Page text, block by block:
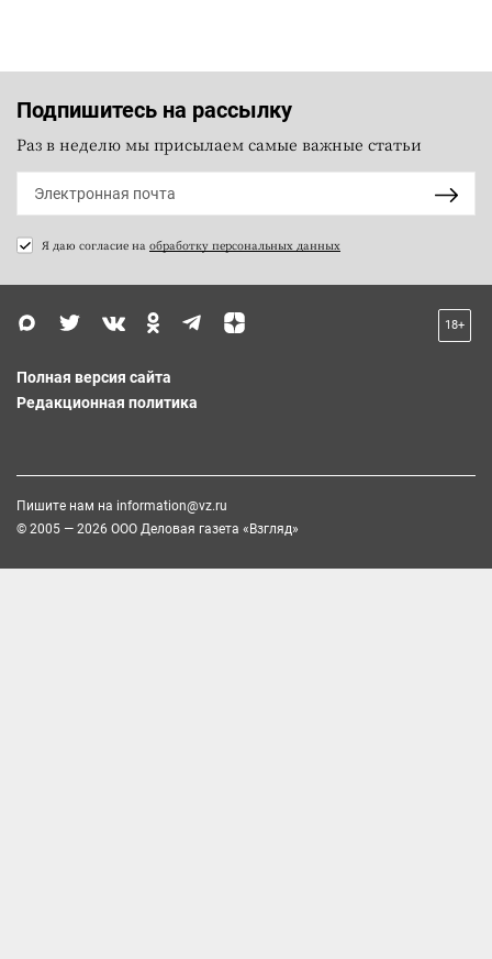
Подпишитесь на рассылку
Раз в неделю мы присылаем самые важные статьи
Я даю согласие на обработку персональных данных
18+
Полная версия сайта
Редакционная политика
Пишите нам на information@vz.ru
© 2005 — 2026 ООО Деловая газета «Взгляд»